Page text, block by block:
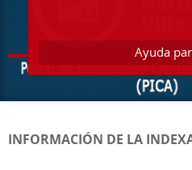
Ayuda
INFORMACIÓN DE LA